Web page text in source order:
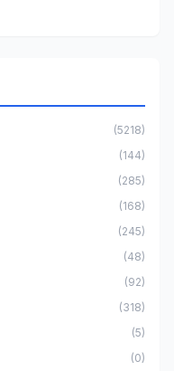
(5218)
(144)
(285)
(168)
(245)
(48)
(92)
(318)
(5)
(0)